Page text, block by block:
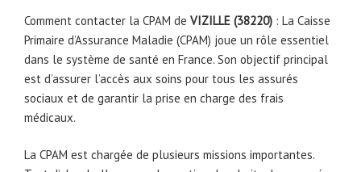
Comment contacter la CPAM de VIZILLE (38220) : La Caisse
Primaire d’Assurance Maladie (CPAM) joue un rôle essentiel
dans le système de santé en France. Son objectif principal
est d’assurer l’accès aux soins pour tous les assurés
sociaux et de garantir la prise en charge des frais
médicaux.
La CPAM est chargée de plusieurs missions importantes.